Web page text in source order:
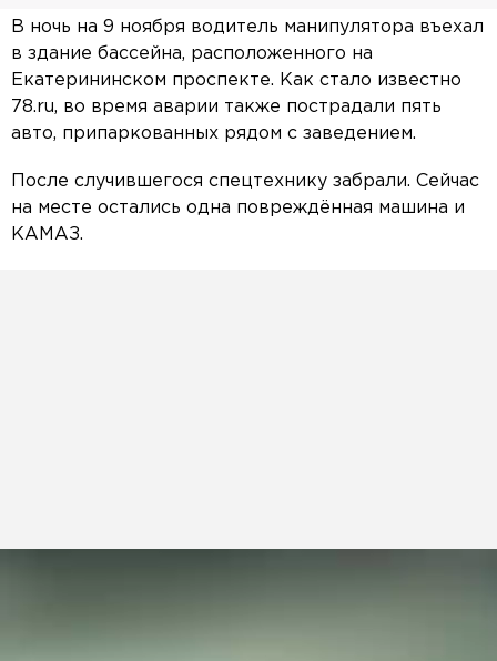
В ночь на 9 ноября водитель манипулятора въехал
в здание бассейна, расположенного на
Екатерининском проспекте. Как стало известно
78.ru, во время аварии также пострадали пять
авто, припаркованных рядом с заведением.
После случившегося спецтехнику забрали. Сейчас
на месте остались одна повреждённая машина и
КАМАЗ.